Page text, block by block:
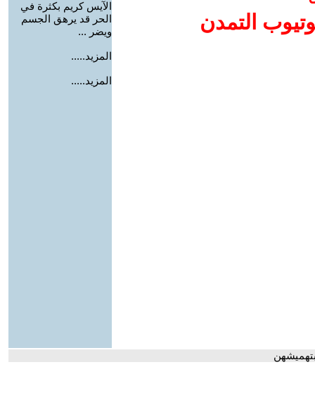
التمدن
الآيس كريم بكثرة في
الحر قد يرهق الجسم
ويضر ...
المزيد.....
المزيد.....